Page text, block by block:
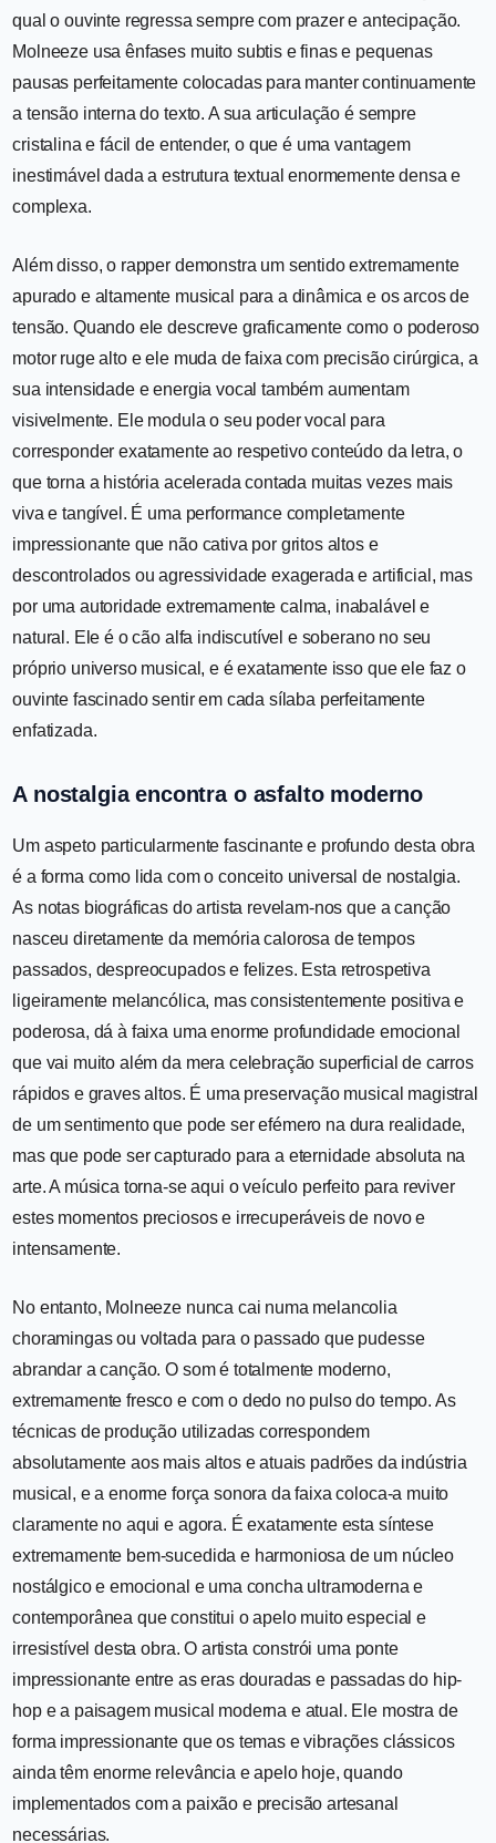
qual o ouvinte regressa sempre com prazer e antecipação.
Molneeze usa ênfases muito subtis e finas e pequenas
pausas perfeitamente colocadas para manter continuamente
a tensão interna do texto. A sua articulação é sempre
cristalina e fácil de entender, o que é uma vantagem
inestimável dada a estrutura textual enormemente densa e
complexa.
Além disso, o rapper demonstra um sentido extremamente
apurado e altamente musical para a dinâmica e os arcos de
tensão. Quando ele descreve graficamente como o poderoso
motor ruge alto e ele muda de faixa com precisão cirúrgica, a
sua intensidade e energia vocal também aumentam
visivelmente. Ele modula o seu poder vocal para
corresponder exatamente ao respetivo conteúdo da letra, o
que torna a história acelerada contada muitas vezes mais
viva e tangível. É uma performance completamente
impressionante que não cativa por gritos altos e
descontrolados ou agressividade exagerada e artificial, mas
por uma autoridade extremamente calma, inabalável e
natural. Ele é o cão alfa indiscutível e soberano no seu
próprio universo musical, e é exatamente isso que ele faz o
ouvinte fascinado sentir em cada sílaba perfeitamente
enfatizada.
A nostalgia encontra o asfalto moderno
Um aspeto particularmente fascinante e profundo desta obra
é a forma como lida com o conceito universal de nostalgia.
As notas biográficas do artista revelam-nos que a canção
nasceu diretamente da memória calorosa de tempos
passados, despreocupados e felizes. Esta retrospetiva
ligeiramente melancólica, mas consistentemente positiva e
poderosa, dá à faixa uma enorme profundidade emocional
que vai muito além da mera celebração superficial de carros
rápidos e graves altos. É uma preservação musical magistral
de um sentimento que pode ser efémero na dura realidade,
mas que pode ser capturado para a eternidade absoluta na
arte. A música torna-se aqui o veículo perfeito para reviver
estes momentos preciosos e irrecuperáveis de novo e
intensamente.
No entanto, Molneeze nunca cai numa melancolia
choramingas ou voltada para o passado que pudesse
abrandar a canção. O som é totalmente moderno,
extremamente fresco e com o dedo no pulso do tempo. As
técnicas de produção utilizadas correspondem
absolutamente aos mais altos e atuais padrões da indústria
musical, e a enorme força sonora da faixa coloca-a muito
claramente no aqui e agora. É exatamente esta síntese
extremamente bem-sucedida e harmoniosa de um núcleo
nostálgico e emocional e uma concha ultramoderna e
contemporânea que constitui o apelo muito especial e
irresistível desta obra. O artista constrói uma ponte
impressionante entre as eras douradas e passadas do hip-
hop e a paisagem musical moderna e atual. Ele mostra de
forma impressionante que os temas e vibrações clássicos
ainda têm enorme relevância e apelo hoje, quando
implementados com a paixão e precisão artesanal
necessárias.